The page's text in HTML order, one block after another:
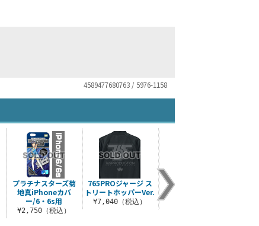
4589477680763 / 5976-1158
プラチナスターズ菊
地真iPhoneカバ
ー/6・6s用
¥2,750（税込）
765PROジャージ ス
トリートホッパーVer.
¥7,040（税込）
765PROフルカラー